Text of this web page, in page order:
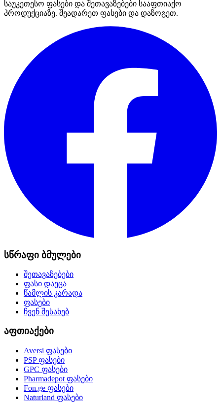
საუკეთესო ფასები და შეთავაზებები სააფთიაქო
პროდუქციაზე. შეადარეთ ფასები და დაზოგეთ.
სწრაფი ბმულები
შეთავაზებები
ფასი დაეცა
წამლის კარადა
ფასები
ჩვენ შესახებ
აფთიაქები
Aversi ფასები
PSPფასები
GPC ფასები
Pharmadepot ფასები
Fon.ge ფასები
Naturland ფასები